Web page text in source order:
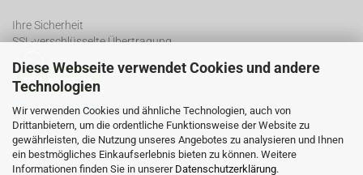
Diese Webseite verwendet Cookies und andere
Technologien
Wir verwenden Cookies und ähnliche Technologien, auch von
Drittanbietern, um die ordentliche Funktionsweise der Website zu
gewährleisten, die Nutzung unseres Angebotes zu analysieren und Ihnen
ein bestmögliches Einkaufserlebnis bieten zu können. Weitere
Informationen finden Sie in unserer Datenschutzerklärung.
Ihre Sicherheit
SSL-verschlüsselte Übertragung
SSL Certificate